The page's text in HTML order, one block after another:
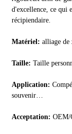
d'excellence, ce qui
récipiendaire.
Matériel: alliage de
Taille: Taille
Application:
souvenir…
Acceptation: OEM/